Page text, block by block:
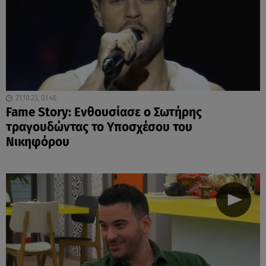
21.10.23, 01:46
Fame Story: Ενθουσίασε ο Σωτήρης
τραγουδώντας το Υποσχέσου του
Νικηφόρου